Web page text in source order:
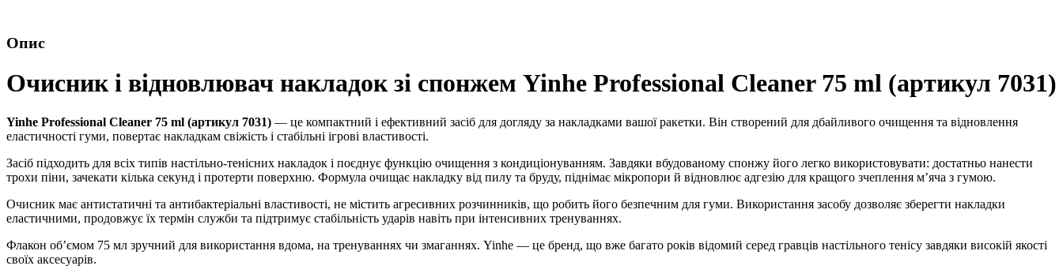
Опис
Очисник і відновлювач накладок зі спонжем Yinhe Professional Cleaner 75 ml (артикул 7031)
Yinhe Professional Cleaner 75 ml (артикул 7031) — це компактний і ефективний засіб для догляду за накладками вашої ракетки. Він створений для дбайливого очищення та відновлення
еластичності гуми, повертає накладкам свіжість і стабільні ігрові властивості.
Засіб підходить для всіх типів настільно-тенісних накладок і поєднує функцію очищення з кондиціонуванням. Завдяки вбудованому спонжу його легко використовувати: достатньо нанести
трохи піни, зачекати кілька секунд і протерти поверхню. Формула очищає накладку від пилу та бруду, піднімає мікропори й відновлює адгезію для кращого зчеплення м’яча з гумою.
Очисник має антистатичні та антибактеріальні властивості, не містить агресивних розчинників, що робить його безпечним для гуми. Використання засобу дозволяє зберегти накладки
еластичними, продовжує їх термін служби та підтримує стабільність ударів навіть при інтенсивних тренуваннях.
Флакон об’ємом 75 мл зручний для використання вдома, на тренуваннях чи змаганнях. Yinhe — це бренд, що вже багато років відомий серед гравців настільного тенісу завдяки високій якості
своїх аксесуарів.